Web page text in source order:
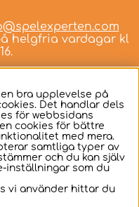
helgfria vardagar kl
bra upplevelse på
Det handlar dels
för webbsidans
cookies för bättre
med mera.
samtliga typer av
och du kan själv
inställningar som du
vi använder hittar du